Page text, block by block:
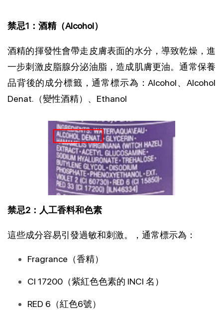
禁忌1：酒精（Alcohol）
酒精的揮發性會帶走皮膚表面的水分，導致乾燥，進
一步刺激皮脂腺分泌油脂，造成肌膚更油。通常保養
品背後的成分標籤，通常標示為：Alcohol、Alcohol
Denat.（變性酒精）、Ethanol
禁忌2：人工香料和色素
這些成分容易引發過敏和刺激。，通常標示為：
Fragrance（香精）
CI 17200（紫紅色色素的 INCI 名）
RED 6（紅色6號）